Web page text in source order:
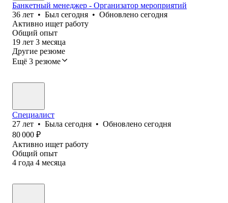
Банкетный менеджер - Организатор мероприятий
36 лет • Был сегодня • Обновлено сегодня
Активно ищет работу
Общий опыт
19 лет 3 месяца
Другие резюме
Ещё 3 резюме
Специалист
27 лет • Была сегодня • Обновлено сегодня
80 000 ₽
Активно ищет работу
Общий опыт
4 года 4 месяца